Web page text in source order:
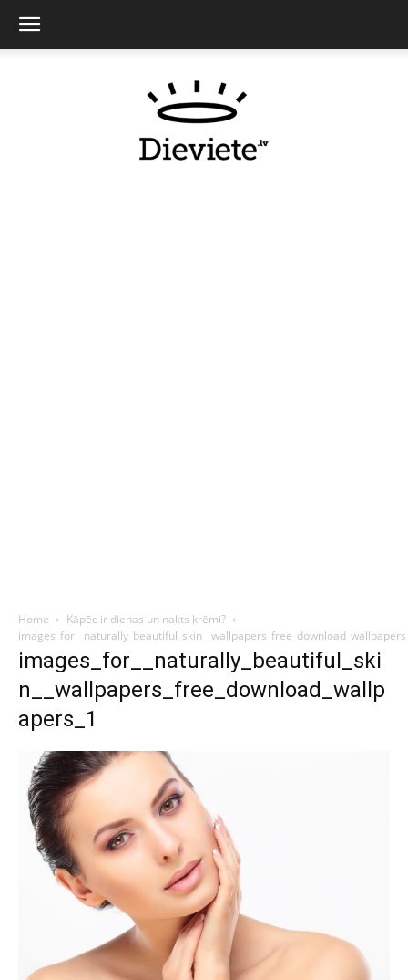
Home
Kāpēc ir dienas un nakts krēmi?
images_for__naturally_beautiful_ski
n__wallpapers_free_download_wallp
apers_1